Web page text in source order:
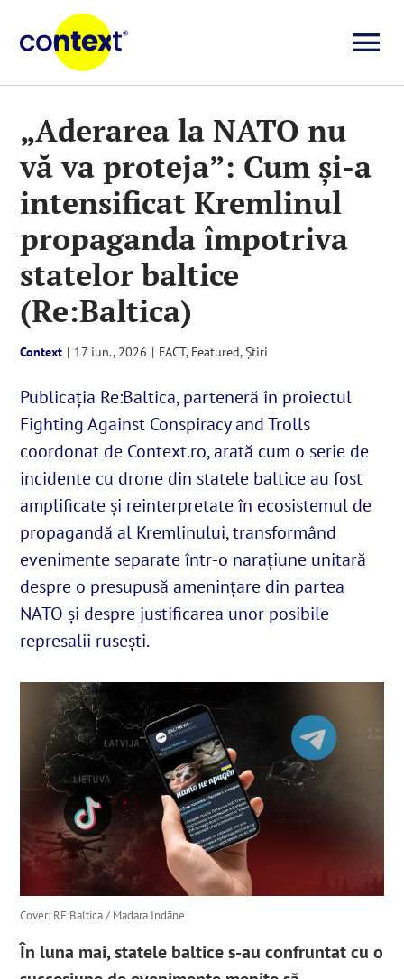
content
Știri
Seriale
Despre noi
English
SUSȚINE
Cautare...
„Aderarea la NATO nu
vă va proteja”: Cum şi-a
intensificat Kremlinul
propaganda împotriva
statelor baltice
(Re:Baltica)
Context | 17 iun., 2026 | FACT, Featured,Știri
Publicaţia Re:Baltica, parteneră în proiectul
Fighting Against Conspiracy and Trolls
coordonat de Context.ro, arată cum o serie de
incidente cu drone din statele baltice au fost
amplificate și reinterpretate în ecosistemul de
propagandă al Kremlinului, transformând
evenimente separate într-o narațiune unitară
despre o presupusă amenințare din partea
NATO și despre justificarea unor posibile
represalii rusești.
Cover: RE:Baltica / Madara Indāne
În luna mai, statele baltice s-au confruntat cu o